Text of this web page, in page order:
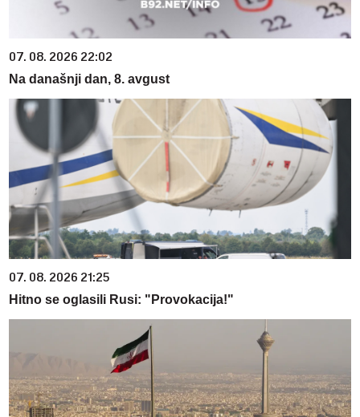
07. 08. 2026 22:02
Na današnji dan, 8. avgust
07. 08. 2026 21:25
Hitno se oglasili Rusi: "Provokacija!"